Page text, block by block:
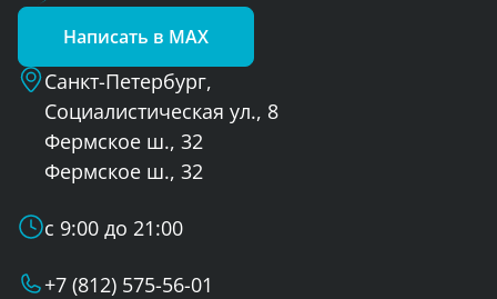
Написать в MAX
Санкт-Петербург,
Социалистическая ул., 8
Фермское ш., 32
Фермское ш., 32
с 9:00 до 21:00
+7 (812) 575-56-01